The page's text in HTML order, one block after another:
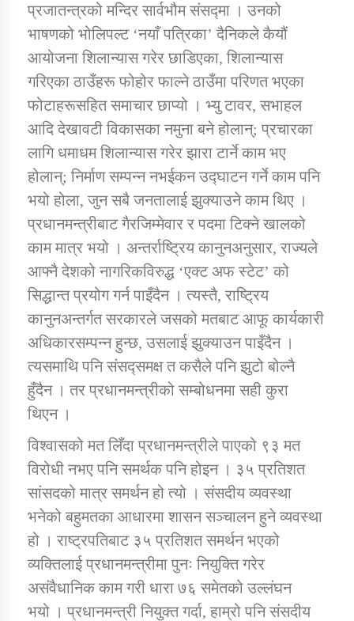
प्रजातन्त्रको मन्दिर सार्वभौम संसद्मा । उनको
भाषणको भोलिपल्ट ‘नयाँ पत्रिका’ दैनिकले कैयौं
आयोजना शिलान्यास गरेर छाडिएका, शिलान्यास
गरिएका ठाउँहरू फोहोर फाल्ने ठाउँमा परिणत भएका
फोटाहरूसहित समाचार छाप्यो । भ्यु टावर, सभाहल
आदि देखावटी विकासका नमुना बने होलान्; प्रचारका
लागि धमाधम शिलान्यास गरेर झारा टार्ने काम भए
होलान्; निर्माण सम्पन्न नभईकन उद्घाटन गर्ने काम पनि
भयो होला, जुन सबै जनतालाई झुक्याउने काम थिए ।
प्रधानमन्त्रीबाट गैरजिम्मेवार र पदमा टिक्ने खालको
काम मात्र भयो । अन्तर्राष्ट्रिय कानुनअनुसार, राज्यले
आफ्नै देशको नागरिकविरुद्ध ‘एक्ट अफ स्टेट’ को
सिद्धान्त प्रयोग गर्न पाइँदैन । त्यस्तै, राष्ट्रिय
कानुनअन्तर्गत सरकारले जसको मतबाट आफू कार्यकारी
अधिकारसम्पन्न हुन्छ, उसलाई झुक्याउन पाइँदैन ।
त्यसमाथि पनि संसद्समक्ष त कसैले पनि झुटो बोल्नै
हुँदैन । तर प्रधानमन्त्रीको सम्बोधनमा सही कुरा
थिएन ।
विश्वासको मत लिँदा प्रधानमन्त्रीले पाएको ९३ मत
विरोधी नभए पनि समर्थक पनि होइन । ३५ प्रतिशत
सांसदको मात्र समर्थन हो त्यो । संसदीय व्यवस्था
भनेको बहुमतका आधारमा शासन सञ्चालन हुने व्यवस्था
हो । राष्ट्रपतिबाट ३५ प्रतिशत समर्थन भएको
व्यक्तिलाई प्रधानमन्त्रीमा पुनः नियुक्ति गरेर
असंवैधानिक काम गरी धारा ७६ समेतको उल्लंघन
भयो । प्रधानमन्त्री नियुक्त गर्दा, हाम्रो पनि संसदीय